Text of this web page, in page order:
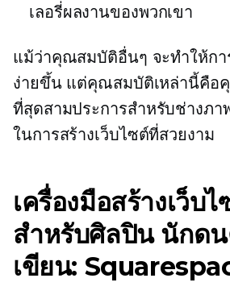
เลอรี่ผลงานของพวกเขา
แม้ว่าคุณสมบัติอื่นๆ จะทำให้กา
ง่ายขึ้น แต่คุณสมบัติเหล่านี้คื
ที่สุดสามประการสำหรับช่างภ
ในการสร้างเว็บไซต์ที่สวยงาม
เครื่องมือสร้างเว็บ
สำหรับศิลปิน นักด
เขียน: